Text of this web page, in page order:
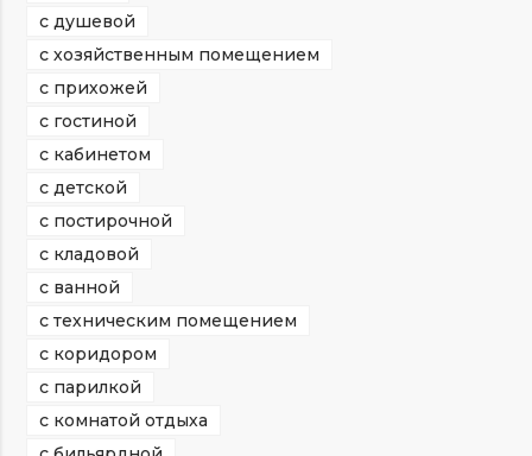
с душевой
с хозяйственным помещением
с прихожей
с гостиной
с кабинетом
с детской
с постирочной
с кладовой
с ванной
с техническим помещением
с коридором
с парилкой
с комнатой отдыха